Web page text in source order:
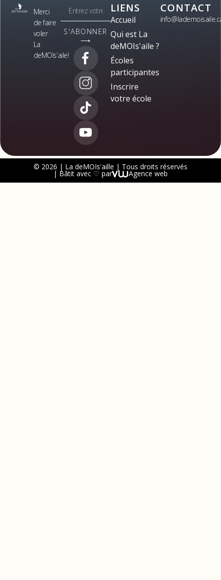
Merci
de faire
voler
La
deMOIs’aile!
S'ABONNER
⟶
LIENS
Accueil
Qui est La
deMOIs'aile ?
Écoles
participantes
Inscrire
votre école
CONTACT
© 2026 | La deMOIs'aille | Tous droits réservés
| Bâtit avec ♡ par Agence web